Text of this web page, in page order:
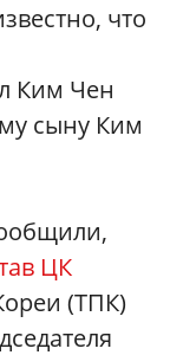
что
Ким Чен
сыну Ким
ЦК
(ТПК)